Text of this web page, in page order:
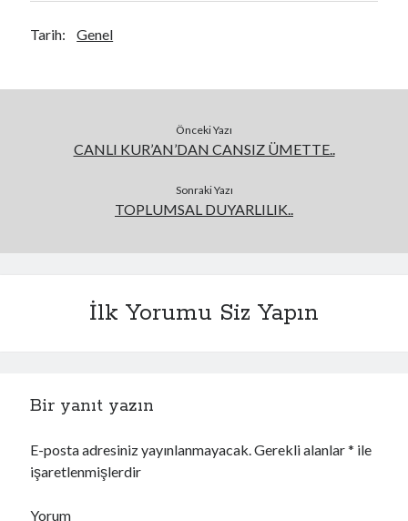
Tarih: Genel
Önceki Yazı
CANLI KUR’AN’DAN CANSIZ ÜMETTE..
Sonraki Yazı
TOPLUMSAL DUYARLILIK..
İlk Yorumu Siz Yapın
Bir yanıt yazın
E-posta adresiniz yayınlanmayacak.Gerekli alanlar* ile
işaretlenmişlerdir
Yorum